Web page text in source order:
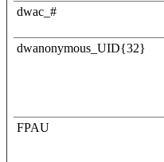
dwac_#
dwanonymous_UID{32}
FPAU